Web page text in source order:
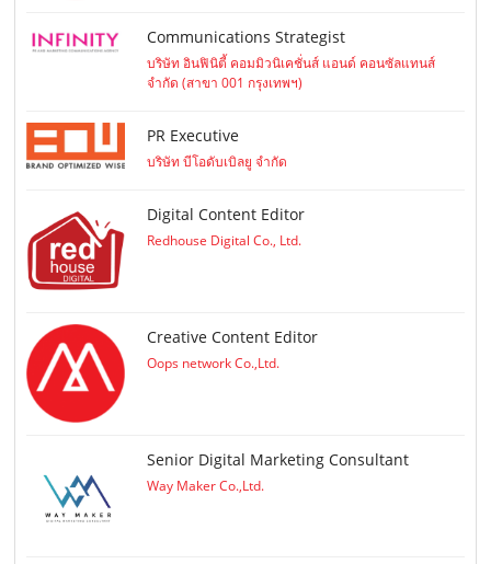
Communications Strategist
บริษัท อินฟินิตี้ คอมมิวนิเคชั่นส์ แอนด์ คอนซัลแทนส์
จำกัด (สาขา 001 กรุงเทพฯ)
PR Executive
บริษัท บีโอดับเบิลยู จำกัด
Digital Content Editor
Redhouse Digital Co., Ltd.
Creative Content Editor
Oops network Co.,Ltd.
Senior Digital Marketing Consultant
Way Maker Co.,Ltd.